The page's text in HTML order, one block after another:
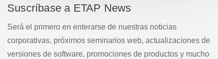
Suscríbase a ETAP News
Será el primero en enterarse de nuestras noticias
corporativas, próximos seminarios web, actualizaciones de
versiones de software, promociones de productos y mucho